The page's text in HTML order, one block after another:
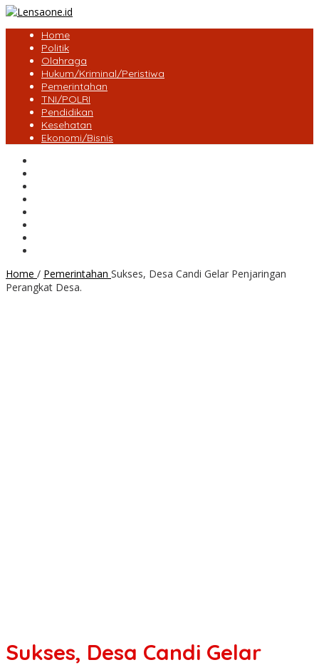
Home
Politik
Olahraga
Hukum/Kriminal/Peristiwa
Pemerintahan
TNI/POLRI
Pendidikan
Kesehatan
Ekonomi/Bisnis
Home / Pemerintahan Sukses, Desa Candi Gelar Penjaringan
Perangkat Desa.
Sukses, Desa Candi Gelar